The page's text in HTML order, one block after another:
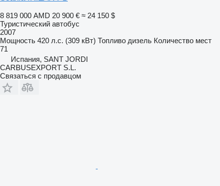
8 819 000 AMD 20 900 € ≈ 24 150 $
Туристический автобус
2007
Мощность 420 л.с. (309 кВт) Топливо дизель Количество мест
71
Испания, SANT JORDI
CARBUSEXPORT S.L.
Связаться с продавцом